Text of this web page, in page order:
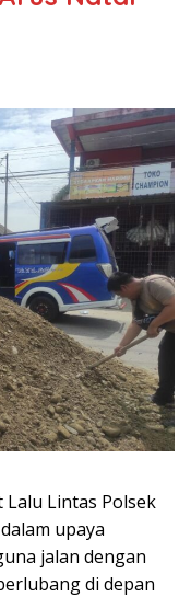
Lalu Lintas Polsek
upaya
jalan dengan
di depan